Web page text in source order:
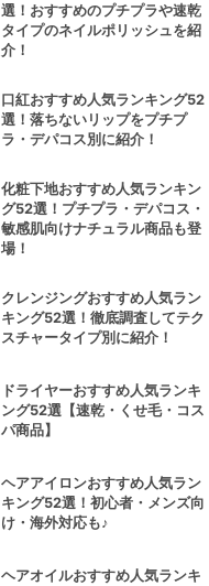
選！おすすめのプチプラや速乾
タイプのネイルポリッシュを紹
介！
口紅おすすめ人気ランキング52
選！落ちないリップをプチプ
ラ・デパコス別に紹介！
化粧下地おすすめ人気ランキン
グ52選！プチプラ・デパコス・
敏感肌向けナチュラル商品も登
場！
クレンジングおすすめ人気ラン
キング52選！徹底調査してテク
スチャータイプ別に紹介！
ドライヤーおすすめ人気ランキ
ング52選【速乾・くせ毛・コス
パ商品】
ヘアアイロンおすすめ人気ラン
キング52選！初心者・メンズ向
け・海外対応も♪
ヘアオイルおすすめ人気ランキ